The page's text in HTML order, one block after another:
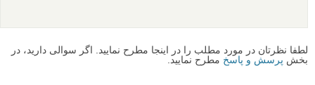
لطفا نظرتان در مورد مطلب را در اینجا مطرح نمایید. اگر سوالی دارید، در
بخش پرسش و پاسخ مطرح نمایید.